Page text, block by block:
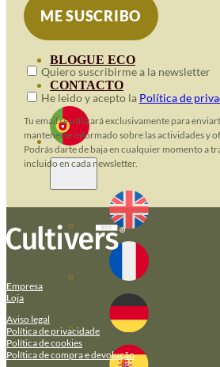
VIVERO
BLOGUE ECO
CONTACTO
Quiero suscribirme a la newsletter
He leido y acepto la Política de
Tu email se utilizará exclusivamente para
mantenerte informado sobre las actividades y
Podrás darte de baja en cualquier momento a
incluido en cada newsletter.
Empresa
Loja
Aviso legal
Política de privacidade
Política de cookies
Política de compra e devolução